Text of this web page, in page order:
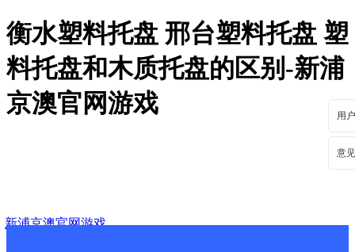
衡水塑料托盘 邢台塑料托盘 塑
料托盘和木质托盘的区别-新浦
京澳官网游戏
用
意
新浦京澳官网游戏